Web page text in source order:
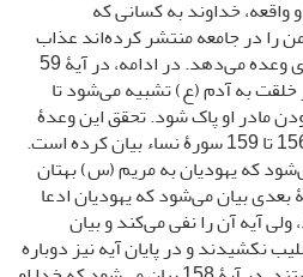
خداوند به کسانی که
را در جامعه منتشر کرده‌اند عذاب
شدید و دردناک دنیوی و اخروی وعده می‌دهد. در ادامه، در آیۀ 59
به آدم (ع) تشبیه می‌شود تا
مادر او پاک شود. تحقق این وعدۀ
تطهیر را خدای متعال در آیات 156 تا 159 سورۀ نساء بیان کرده است.
می‌شود که یهودیان به مریم (س) بهتان
بیان می‌شود که یهودیان ادعا
آیه آن را نفی می‌کند و بیان
نکشیدند و در پایان آیه نیز دوباره